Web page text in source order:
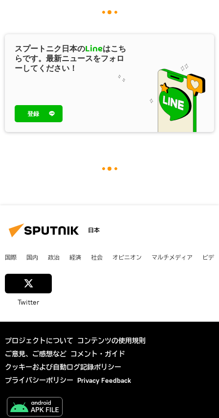
スプートニク日本のLineはこち
らです。最新ニュースをフォロ
ーしてください！
登録
日本
国際 国内 政治 経済 社会 オピニオン マルチメディア ビデ
Twitter
プロジェクトについて コンテンツの使用規則
ご意見、ご感想など コメント・ガイド
クッキーおよび自動ログ記録ポリシー
プライバシーポリシー Privacy Feedback